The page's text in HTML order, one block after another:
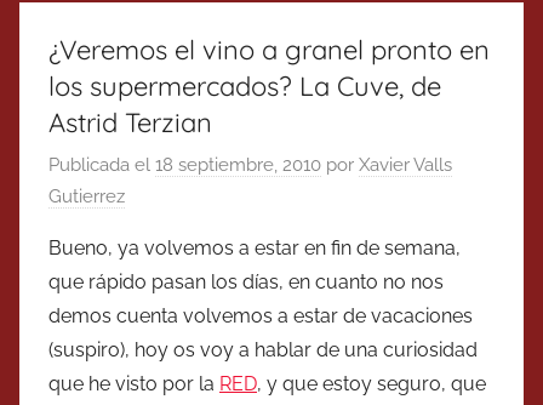
¿Veremos el vino a granel pronto en
los supermercados? La Cuve, de
Astrid Terzian
Publicada el 18 septiembre, 2010 por Xavier Valls
Gutierrez
Bueno, ya volvemos a estar en fin de semana,
que rápido pasan los días, en cuanto no nos
demos cuenta volvemos a estar de vacaciones
(suspiro), hoy os voy a hablar de una curiosidad
que he visto por la RED, y que estoy seguro, que